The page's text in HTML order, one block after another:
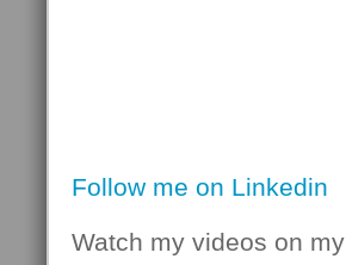
Follow me on Linkedin
Watch my videos on my